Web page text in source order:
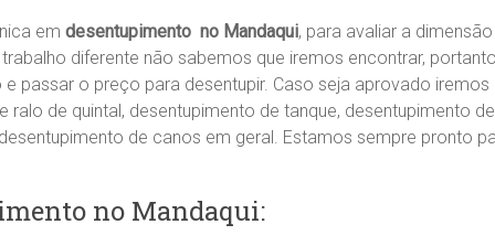
em desentupimento no Mandaqui, para avaliar a
diferente não sabemos que iremos encontrar,
passar o preço para desentupir. Caso seja aprovado
de quintal, desentupimento de tanque, desentupimento
de canos em geral. Estamos sempre pronto
no Mandaqui: